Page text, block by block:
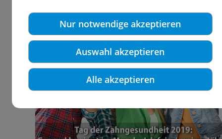
Nur notwendige akzeptieren
Auswahl akzeptieren
Alle akzeptieren